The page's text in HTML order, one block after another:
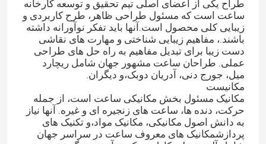
طراح یکی از اعضای اصلی تیم تحقیق و توسعه کارخانه
ساعت است که مسئول طراحی ظاهر، طرح کاربردی و
زیبایی کلی محصول است.آنها باید تفکر نوآورانه داشته
باشند.، مفاهیم زیبایی شناختی و مهارت های نقاشی
دست زیبا برای تبدیل مفاهیم به راه حل های طراحی
عملی. طراحان ساعت مشهور جهان شامل ریچارد
میل، جورج دنی، آدریان دوبک،و دیگران.
مکانیست
مکانیک مسئول بخش مکانیکی ساعت است، از جمله
حرکت، دنده ها، ساعت های زنجیره ای و غیره. آنها نیاز
به دانش اصول مکانیکی، مکانیک مواد،و تکنیک های
پردازشمکانیک های معروف ساعت در سراسر جهان